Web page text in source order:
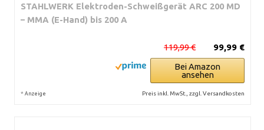
STAHLWERK Elektroden-Schweißgerät ARC 200 MD
– MMA (E-Hand) bis 200 A
99,99 €
119,99 €
Bei Amazon
ansehen
* Anzeige Preis inkl. MwSt., zzgl. Versandkosten